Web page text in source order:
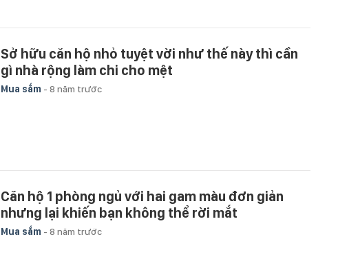
Sở hữu căn hộ nhỏ tuyệt vời như thế này thì cần
gì nhà rộng làm chi cho mệt
Mua sắm - 8 năm trước
Căn hộ 1 phòng ngủ với hai gam màu đơn giản
nhưng lại khiến bạn không thể rời mắt
Mua sắm - 8 năm trước